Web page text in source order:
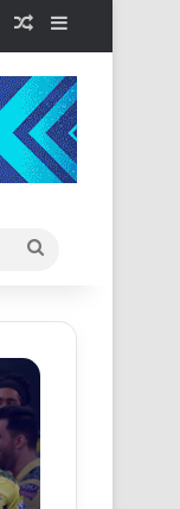
InstagramRandom Article